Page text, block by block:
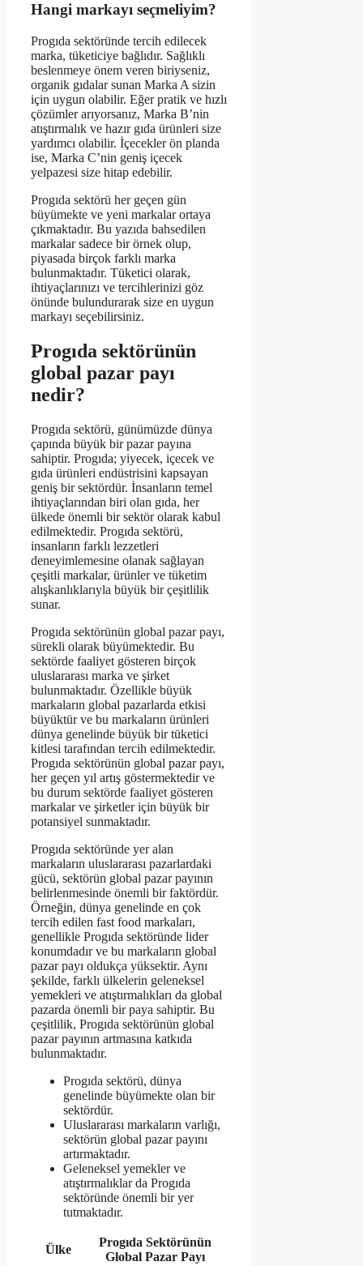
Hangi markayı seçmeliyim?
Progıda sektöründe tercih edilecek
marka, tüketiciye bağlıdır. Sağlıklı
beslenmeye önem veren biriyseniz,
organik gıdalar sunan Marka A sizin
için uygun olabilir. Eğer pratik ve hızlı
çözümler arıyorsanız, Marka B’nin
atıştırmalık ve hazır gıda ürünleri size
yardımcı olabilir. İçecekler ön planda
ise, Marka C’nin geniş içecek
yelpazesi size hitap edebilir.
Progıda sektörü her geçen gün
büyümekte ve yeni markalar ortaya
çıkmaktadır. Bu yazıda bahsedilen
markalar sadece bir örnek olup,
piyasada birçok farklı marka
bulunmaktadır. Tüketici olarak,
ihtiyaçlarınızı ve tercihlerinizi göz
önünde bulundurarak size en uygun
markayı seçebilirsiniz.
Progıda sektörünün
global pazar payı
nedir?
Progıda sektörü, günümüzde dünya
çapında büyük bir pazar payına
sahiptir. Progıda; yiyecek, içecek ve
gıda ürünleri endüstrisini kapsayan
geniş bir sektördür. İnsanların temel
ihtiyaçlarından biri olan gıda, her
ülkede önemli bir sektör olarak kabul
edilmektedir. Progıda sektörü,
insanların farklı lezzetleri
deneyimlemesine olanak sağlayan
çeşitli markalar, ürünler ve tüketim
alışkanlıklarıyla büyük bir çeşitlilik
sunar.
Progıda sektörünün global pazar payı,
sürekli olarak büyümektedir. Bu
sektörde faaliyet gösteren birçok
uluslararası marka ve şirket
bulunmaktadır. Özellikle büyük
markaların global pazarlarda etkisi
büyüktür ve bu markaların ürünleri
dünya genelinde büyük bir tüketici
kitlesi tarafından tercih edilmektedir.
Progıda sektörünün global pazar payı,
her geçen yıl artış göstermektedir ve
bu durum sektörde faaliyet gösteren
markalar ve şirketler için büyük bir
potansiyel sunmaktadır.
Progıda sektöründe yer alan
markaların uluslararası pazarlardaki
gücü, sektörün global pazar payının
belirlenmesinde önemli bir faktördür.
Örneğin, dünya genelinde en çok
tercih edilen fast food markaları,
genellikle Progıda sektöründe lider
konumdadır ve bu markaların global
pazar payı oldukça yüksektir. Aynı
şekilde, farklı ülkelerin geleneksel
yemekleri ve atıştırmalıkları da global
pazarda önemli bir paya sahiptir. Bu
çeşitlilik, Progıda sektörünün global
pazar payının artmasına katkıda
bulunmaktadır.
Progıda sektörü, dünya
genelinde büyümekte olan bir
sektördür.
Uluslararası markaların varlığı,
sektörün global pazar payını
artırmaktadır.
Geleneksel yemekler ve
atıştırmalıklar da Progıda
sektöründe önemli bir yer
tutmaktadır.
Ülke
Progıda Sektörünün
Global Pazar Payı